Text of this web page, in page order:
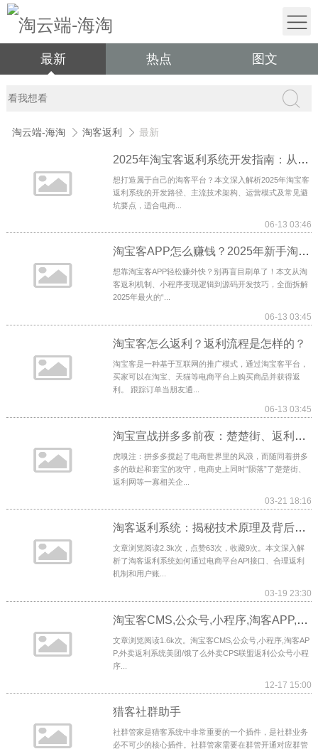
最新 热点 图文
淘云端-海淘 淘客返利 最新
2025年淘宝客返利系统开发指南：从优惠券App到代理小程序全解析
想打造属于自己的淘客平台？本文深入解析2025年淘宝客
返利系统的开发路径、主流技术架构、运营模式及常见避
坑要点，适合电商...
06-13 03:46
淘宝客APP怎么赚钱？2025年新手淘客必看的返利秘籍！
想靠淘宝客APP轻松赚外快？别再盲目刷单了！本文从淘
客返利机制、小程序变现逻辑到源码开发技巧，全面拆解
2025年最火的“...
06-13 03:45
淘宝客怎么返利？返利流程是怎样的？
淘宝客是一种基于互联网的推广模式，通过淘宝客平台，
买家可以在淘宝、天猫等电商平台上购买商品并获得返
利。 跟踪订单当朋友通...
06-13 03:45
淘宝宣战拼多多前夜：楚楚街、返利网的至暗时刻
虎嗅注：拼多多搅起了电商世界里的风浪，而随同着拼多
多的鼓起和套宝的攻守，电商史上同时“陨落”了楚楚街、
返利网等一寡相关企...
03-21 18:16
淘客返利系统：揭秘技术原理及背后的实现方案
文章浏览阅读2.3k次，点赞63次，收藏9次。本文深入解
析了淘客返利系统如何通过电商平台API接口、合理返利
机制和用户账...
03-19 23:30
淘宝客CMS,公众号,小程序,淘客APP,外卖返利系统
文章浏览阅读1.6k次。淘宝客CMS,公众号,小程序,淘客AP
P,外卖返利系统美团/饿了么外卖CPS联盟返利公众号小程
序...
12-17 15:00
猎客社群助手
社群管家是猎客系统中非常重要的一个插件，是社群业务
必不可少的核心插件。社群管家需要在群管开通对应群管